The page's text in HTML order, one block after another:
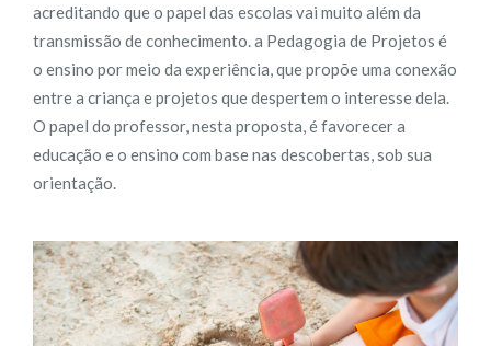
acreditando que o papel das escolas vai muito além da
transmissão de conhecimento. a Pedagogia de Projetos é
o ensino por meio da experiência, que propõe uma conexão
entre a criança e projetos que despertem o interesse dela.
O papel do professor, nesta proposta, é favorecer a
educação e o ensino com base nas descobertas, sob sua
orientação.